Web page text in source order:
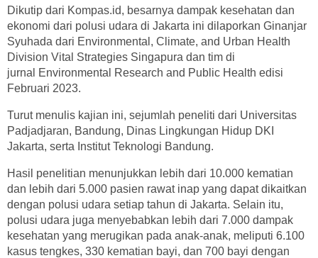
Dikutip dari Kompas.id, besarnya dampak kesehatan dan
ekonomi dari polusi udara di Jakarta ini dilaporkan Ginanjar
Syuhada dari Environmental, Climate, and Urban Health
Division Vital Strategies Singapura dan tim di
jurnal Environmental Research and Public Health edisi
Februari 2023.
Turut menulis kajian ini, sejumlah peneliti dari Universitas
Padjadjaran, Bandung, Dinas Lingkungan Hidup DKI
Jakarta, serta Institut Teknologi Bandung.
Hasil penelitian menunjukkan lebih dari 10.000 kematian
dan lebih dari 5.000 pasien rawat inap yang dapat dikaitkan
dengan polusi udara setiap tahun di Jakarta. Selain itu,
polusi udara juga menyebabkan lebih dari 7.000 dampak
kesehatan yang merugikan pada anak-anak, meliputi 6.100
kasus tengkes, 330 kematian bayi, dan 700 bayi dengan